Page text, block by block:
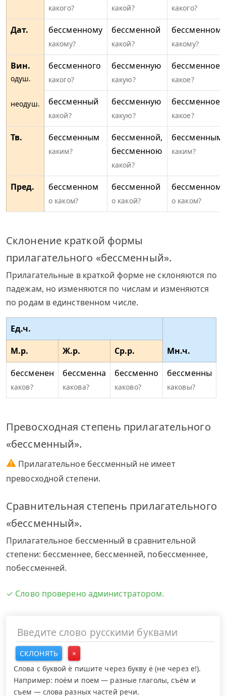
какого? какой? какого?
Дат. бессменному
какому?
бессменной
какой?
бессменному
какому?
Вин.
одуш.
неодуш.
бессменного
какого?
бессменную
какую?
бессменное
какое?
бессменный
какой?
бессменную
какую?
бессменное
какое?
Тв. бессменным
каким?
бессменной,
бессменною
какой?
бессменным
каким?
Пред. бессменном
о каком?
бессменной
о какой?
бессменном
о каком?
Склонение краткой формы
прилагательного «бессменный».
Прилагательные в краткой форме не склоняются по
падежам, но изменяются по числам и изменяются
по родам в единственном числе.
Ед.ч.
Мн.ч.
М.р. Ж.р.
Ср.р.
бессменен
каков?
бессменна
какова?
бессменно
каково?
бессменны
каковы?
Превосходная степень прилагательного
«бессменный».
⚠ Прилагательное бессменный не имеет
превосходной степени.
Сравнительная степень прилагательного
«бессменный».
Прилагательное бессменный в сравнительной
степени: бессменнее, бессменней, побессменнее,
побессменней.
✓ Слово проверено администратором.
СКЛОНЯТЬ
×
Слова с буквой ё пишите через букву ё (не через е!).
Например: поём и поем — разные глаголы, съём и
съем — слова разных частей речи.